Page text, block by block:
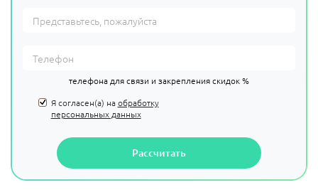
телефона для связи и закрепления скидок %
Я согласен(а) наобработку
персональных данных
Рассчитать